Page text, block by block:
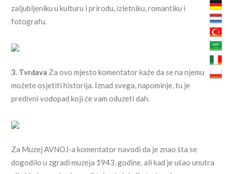
zaljubljeniku u kulturu i prirodu, izletniku, romantiku i
fotografu.
3. Tvrđava Za ovo mjesto komentator kaže da se na njemu
možete osjetiti historija. Iznad svega, napominje, tu je
predivni vodopad koji će vam oduzeti dah.
Za Muzej AVNOJ-a komentator navodi da je znao šta se
dogodilo u zgradi muzeja 1943. godine, ali kad je ušao unutra